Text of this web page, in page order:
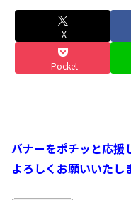
X
Pocket
バナーをポチッと応援
よろしくお願いいた